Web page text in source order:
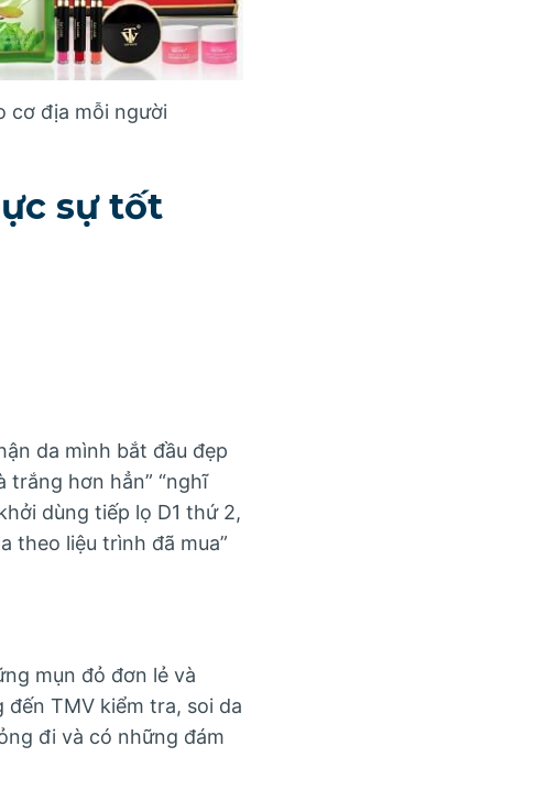
cơ địa mỗi người
sự tốt
da mình bắt đầu đẹp
trắng hơn hẳn” “nghĩ
dùng tiếp lọ D1 thứ 2,
theo liệu trình đã mua”
mụn đỏ đơn lẻ và
TMV kiểm tra, soi da
đi và có những đám